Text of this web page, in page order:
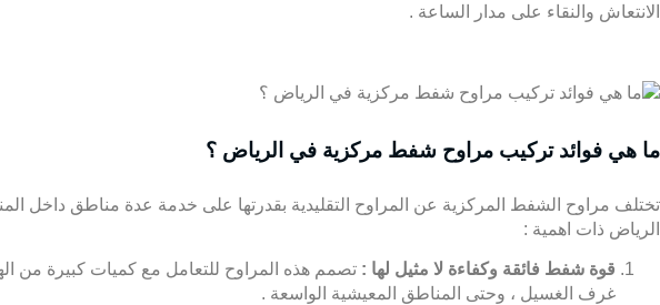
الانتعاش والنقاء على مدار الساعة .
ما هي فوائد تركيب مراوح شفط مركزية في الرياض ؟
تختلف مراوح الشفط المركزية عن المراوح التقليدية بقدرتها على خدمة عدة مناطق داخل
الرياض ذات اهمية :
قوة شفط فائقة وكفاءة لا مثيل لها : تصمم هذه المراوح للتعامل مع كميات كبيرة من
غرف الغسيل ، وحتى المناطق المعيشية الواسعة .